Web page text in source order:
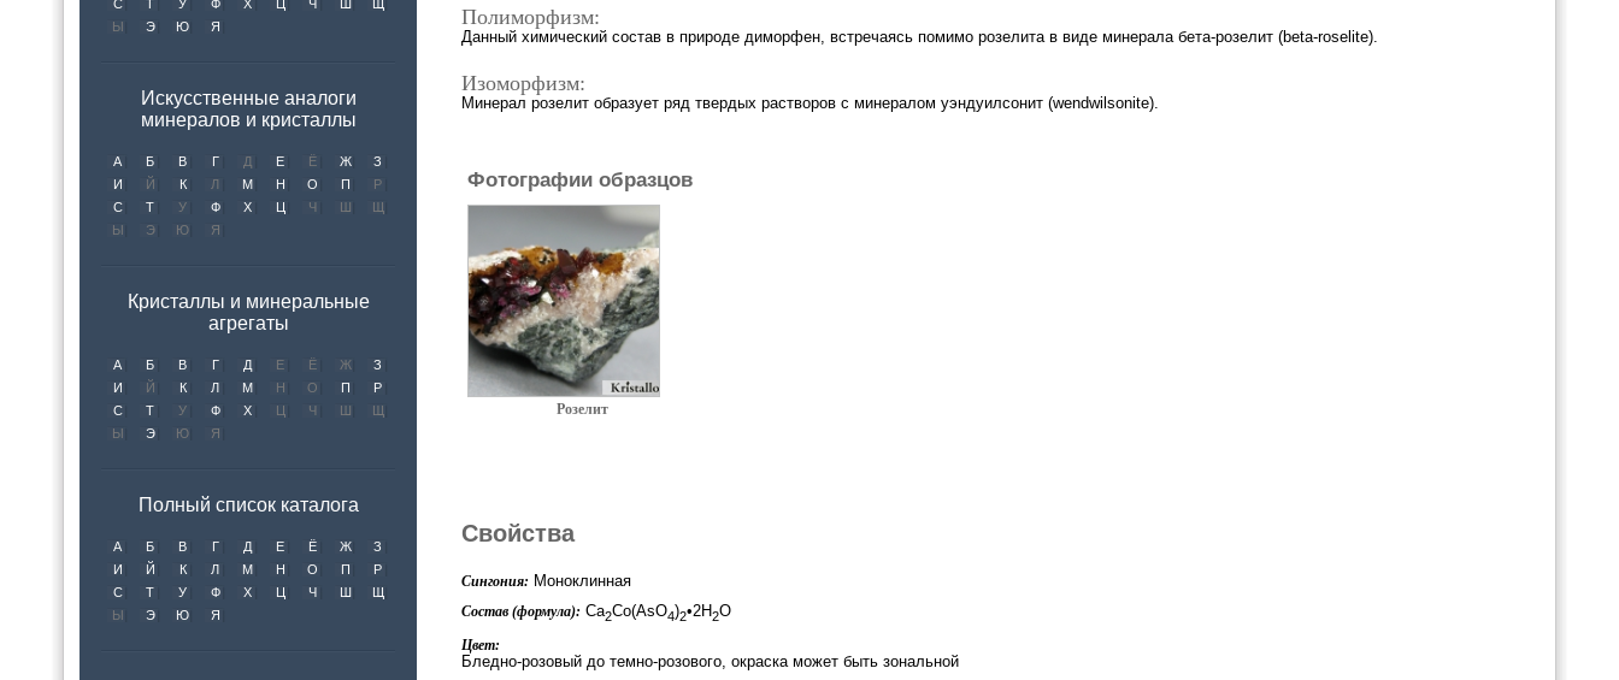
С
Т У Ф Х Ц Ч Ш
Щ
Ы
Э Ю Я
Искусственные аналоги
минералов и кристаллы
А Б В Г Д Е Ё Ж
З
И
Й К Л М Н О П
Р
С
Т У Ф Х Ц Ч Ш
Щ
Ы
Э Ю Я
Кристаллы и минеральные
агрегаты
А Б В Г Д Е Ё Ж
З
И
Й К Л М Н О П
Р
С
Т У Ф Х Ц Ч Ш
Щ
Ы
Э Ю Я
Полный список каталога
А Б В Г Д Е Ё Ж
З
И
Й К Л М Н О П
Р
С
Т У Ф Х Ц Ч Ш
Щ
Ы
Э Ю Я
Полиморфизм:
Данный химический состав в природе диморфен, встречаясь помимо розелита в виде минерала бета-розелит (beta-roselite).
Изоморфизм:
Минерал розелит образует ряд твердых растворов с минералом уэндуилсонит (wendwilsonite).
Фотографии образцов
Розелит
Свойства
Сингония: Моноклинная
Состав (формула): Ca2Co(AsO4)2•2H2O
Цвет:
Бледно-розовый до темно-розового, окраска может быть зональной